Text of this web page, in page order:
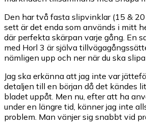
Den har två fasta slipvinklar (15 &
sett är det enda som används i mitt
där perfekta skärpan varje gång. En
med Horl 3 är själva
nämligen upp och ner när du ska slipa
Jag ska erkänna att jag inte var
detaljen till en början då det kändes
bladet uppåt. Men nu, efter att ha
under en längre tid, känner jag inte
problem. Man vänjer sig snabbt vid